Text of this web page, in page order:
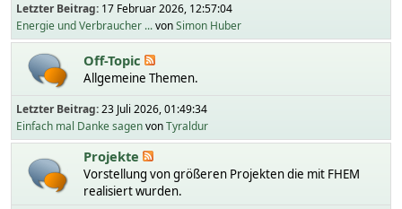
Letzter Beitrag: 17 Februar 2026, 12:57:04
Energie und Verbraucher ...vonSimon Huber
Off-Topic
Allgemeine Themen.
Letzter Beitrag:23 Juli 2026, 01:49:34
Einfach mal Danke sagenvonTyraldur
Projekte
Vorstellung von größeren Projekten die mit FHEM
realisiert wurden.